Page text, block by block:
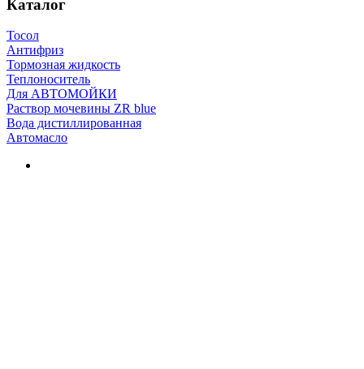
Каталог
Тосол
Антифриз
Тормозная жидкость
Теплоноситель
Для АВТОМОЙКИ
Раствор мочевины ZR blue
Вода дистиллированная
Автомасло